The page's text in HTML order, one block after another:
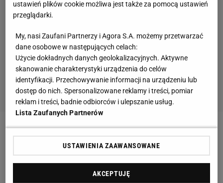
Tak wysoka wygrana biało-czerwonych nie
oznaczała jednak końca emocji. W drugiej partii do
stanu 9:7 prowadziły reprezentantki Kazachstanu,
które pod wodzą Zdanowej wykorzystywały
ustawień plików cookie możliwa jest także za pomocą ustawień
przeglądarki.
My, nasi Zaufani Partnerzy i Agora S.A. możemy przetwarzać
dane osobowe w następujących celach:
Użycie dokładnych danych geolokalizacyjnych. Aktywne
skanowanie charakterystyki urządzenia do celów
identyfikacji. Przechowywanie informacji na urządzeniu lub
dostęp do nich. Spersonalizowane reklamy i treści, pomiar
reklam i treści, badnie odbiorców i ulepszanie usług.
Lista Zaufanych Partnerów
USTAWIENIA ZAAWANSOWANE
AKCEPTUJĘ